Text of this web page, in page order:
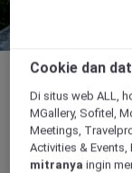
ALL Accor+
Pullman
Cookie dan
Di situs web ALL,
MGallery, Sofitel,
Meetings,
Activities &
mitranya ingin